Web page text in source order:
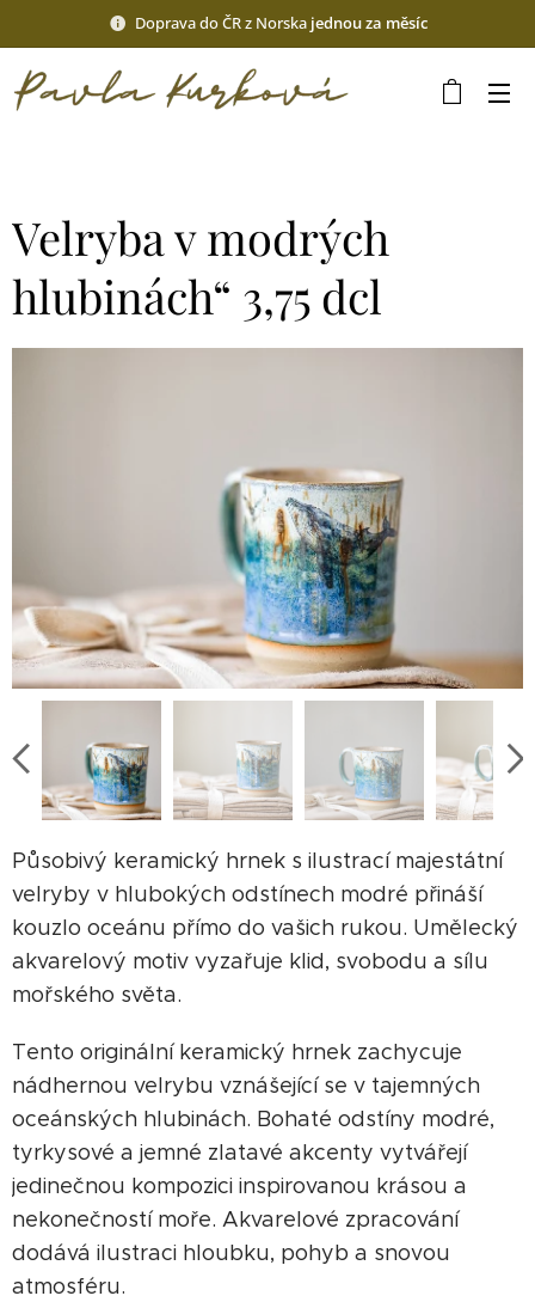
Doprava do ČR z Norska jednou za měsíc
Velryba v modrých
hlubinách“ 3,75 dcl
Působivý keramický hrnek s ilustrací majestátní
velryby v hlubokých odstínech modré přináší
kouzlo oceánu přímo do vašich rukou. Umělecký
akvarelový motiv vyzařuje klid, svobodu a sílu
mořského světa.
Tento originální keramický hrnek zachycuje
nádhernou velrybu vznášející se v tajemných
oceánských hlubinách. Bohaté odstíny modré,
tyrkysové a jemné zlatavé akcenty vytvářejí
jedinečnou kompozici inspirovanou krásou a
nekonečností moře. Akvarelové zpracování
dodává ilustraci hloubku, pohyb a snovou
atmosféru.